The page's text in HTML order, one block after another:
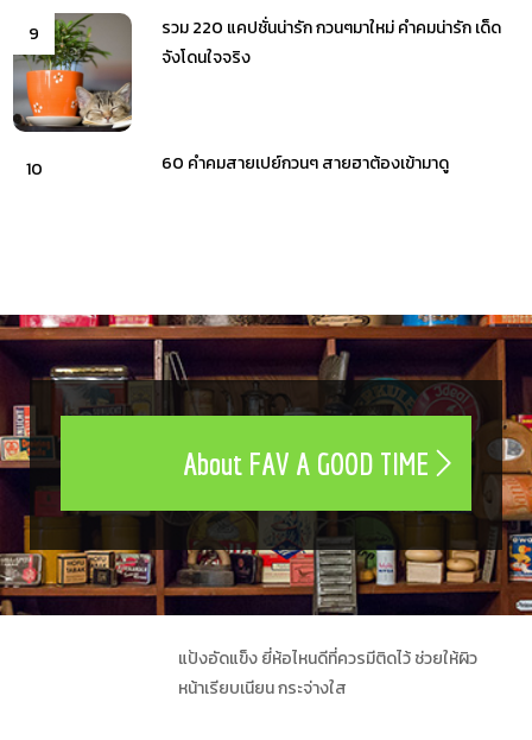
9
รวม 220 แคปชั่นน่ารัก กวนๆมาใหม่ คำคมน่ารัก เด็ด
จังโดนใจจริง
10 60 คำคมสายเปย์กวนๆ สายฮาต้องเข้ามาดู
About FAV A GOOD TIME
แป้งอัดแข็ง ยี่ห้อไหนดีที่ควรมีติดไว้ ช่วยให้ผิว
หน้าเรียบเนียน กระจ่างใส